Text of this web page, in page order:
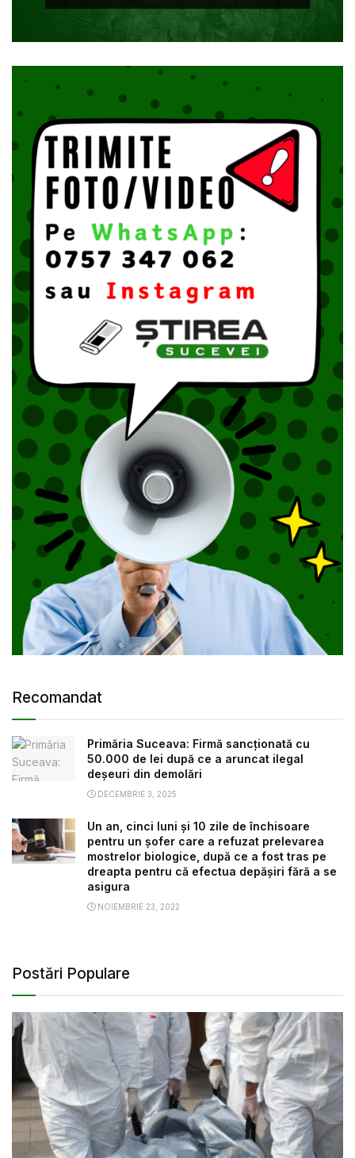
Recomandat
Primăria Suceava: Firmă sancționată cu
50.000 de lei după ce a aruncat ilegal
deșeuri din demolări
DECEMBRIE 3, 2025
Un an, cinci luni și 10 zile de închisoare
pentru un șofer care a refuzat prelevarea
mostrelor biologice, după ce a fost tras pe
dreapta pentru că efectua depășiri fără a se
asigura
NOIEMBRIE 23, 2022
Postări Populare